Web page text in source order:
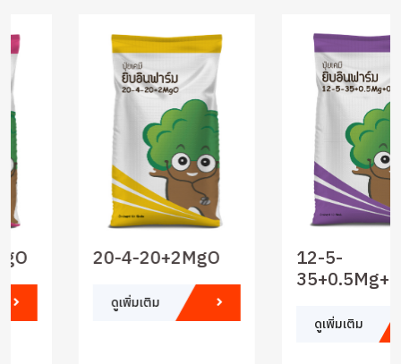
20-4-20+2MgO
35+0.5Mg+0.3B